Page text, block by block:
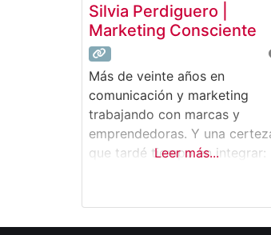
Silvia Perdiguero |
Marketing Consciente
Más de veinte años en
comunicación y marketing
trabajando con marcas y
emprendedoras. Y una
que tardé tiempo en integrar:
tiene bloqueos que no se han
resuelto. 🪞Un negocio es el
Leer más...